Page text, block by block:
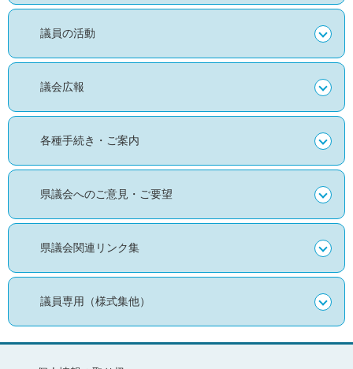
議員の活動
議会広報
各種手続き・ご案内
県議会へのご意見・ご要望
県議会関連リンク集
議員専用（様式集他）